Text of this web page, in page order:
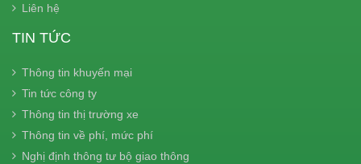
Liên hệ
TIN TỨC
Thông tin khuyến mại
Tin tức công ty
Thông tin thị trường xe
Thông tin về phí, mức phí
Nghị định thông tư bộ giao thông